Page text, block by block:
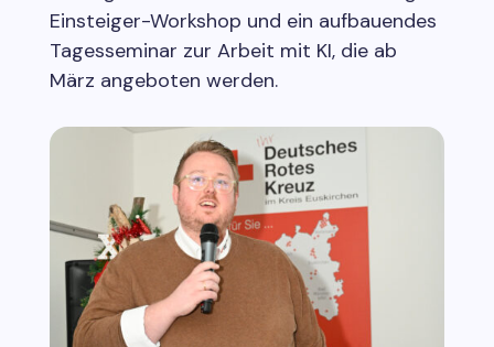
Einsteiger-Workshop und ein aufbauendes
Tagesseminar zur Arbeit mit KI, die ab
März angeboten werden.